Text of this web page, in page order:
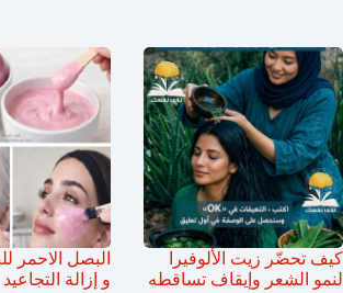
كيف تحضّر زيت الألوفيرا
لنمو الشعر وإيقاف تساقطه
البصل الاحمر
و إزالة التجاعيد